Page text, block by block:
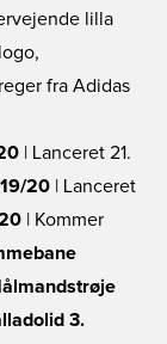
lilla
fra Adidas
| Lanceret 21.
20 | Lanceret
| Kommer
3.